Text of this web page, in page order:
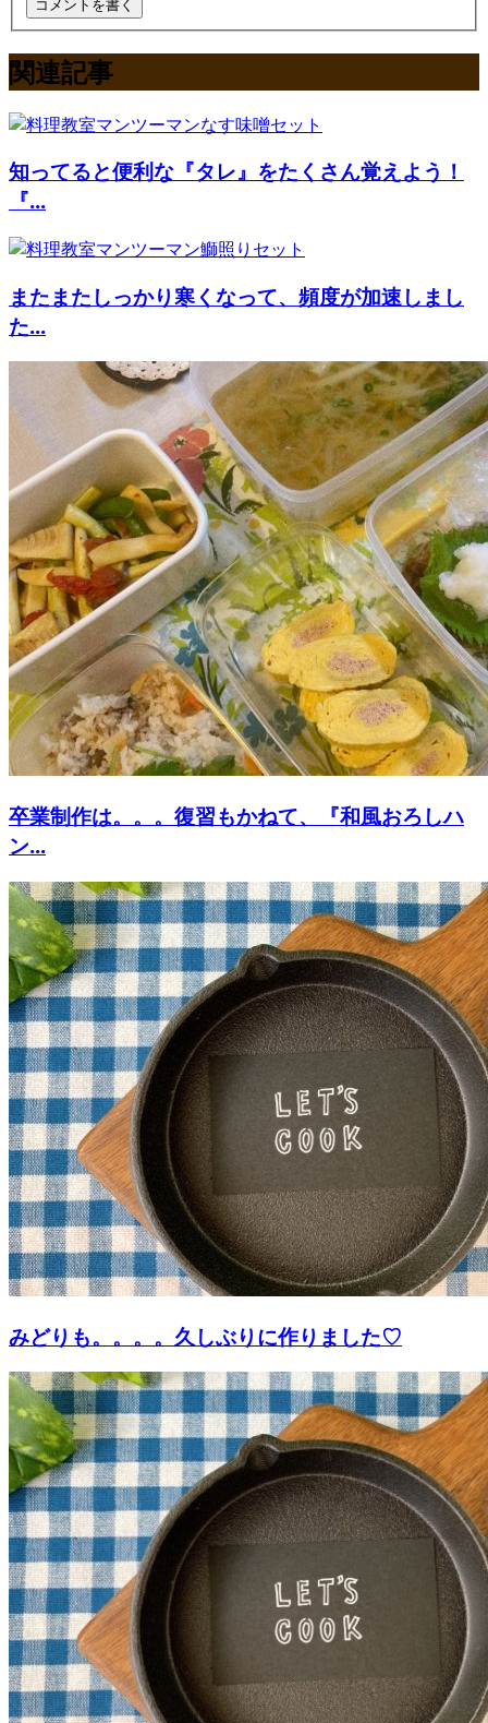
関連記事
知ってると便利な『タレ』をたくさん覚えよう！
『...
またまたしっかり寒くなって、頻度が加速しまし
た...
卒業制作は。。。復習もかねて、『和風おろしハ
ン...
みどりも。。。。久しぶりに作りました♡